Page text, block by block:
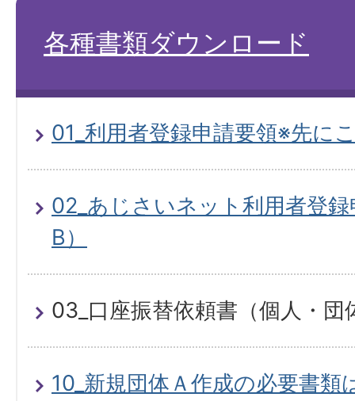
各種書類ダウンロード
01_利用者登録申請要領※先に
02_あじさいネット利用者登
B）
03_口座振替依頼書（個人・団
10_新規団体Ａ作成の必要書類